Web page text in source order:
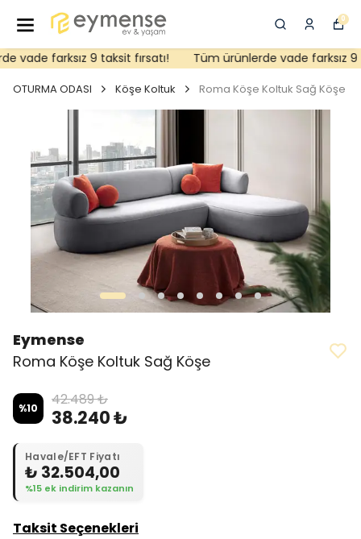
0
vade farksız 9 taksit fırsatı! Tüm ürünlerde vade farksız 9
OTURMA ODASI Köşe Koltuk Roma Köşe Koltuk Sağ Köşe
Eymense
Roma Köşe Koltuk Sağ Köşe
%10 42.489 ₺
38.240 ₺
Havale/EFT Fiyatı
₺ 32.504,00
%15 ek indirim kazanın
Taksit Seçenekleri